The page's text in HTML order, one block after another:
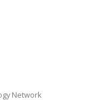
Network